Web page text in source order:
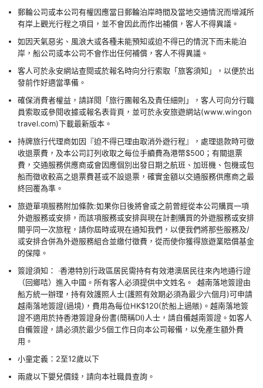
郵輪公司或本公司有權因應當日郵輪泊岸時間及當地交通情況而增減所
有岸上觀光行程之項目，並不會因此而作出補償，客人不得異議。
如因天氣惡劣、風浪大或各種未能預知或迫不得已的情況下而未能泊
岸，船公司或本公司不會作出任何補償，客人不得異議。
客人可於永安網站查閱或於報名時向分行索取「旅客須知」，以便於出
發前作好適當準備。
確保消費者權益，請詳閱「旅行團報名及責任細則」，客人可向分行職
員索取或參閱收據或報名表背頁，並可於永安旅遊網站(www.wingon
travel.com)下載最新版本。
持牌旅行代理商如因『迫不得已理由取消外遊行程』，處理退款時可徵
收退票費，及本公司訂列收取之每位手續費為港幣$500；有關退票
費，交通服務供應商或會因應個別出發日期之航班、加班機、包機或包
船而徵收較高之退票費甚或不設退票，確實金額以交通服務供應商之最
終回覆為準。
旅遊單項服務附加條款:如果你日後將會或之前曾經從本公司購買一項
外遊服務或安排，而該項服務或安排與現在計劃購買的外遊服務或安排
關乎同一次旅程，請你屆時或現在通知我們，以便我們將那些服務及/
或安排合併為外遊服務組合並繳付徵費，從而使你獲得旅遊業賠償基金
的保障。
簽證須知： ‧香港特別行政區居民需持有有效港澳居民往來內地通行證
（回鄉咭）進入中國。所有客人必須提供中文姓名。 ‧越南落地簽證由
船方統一辦理，持有效護照人士(護照有效期必須為最少六個月)可申請
越南落地簽證(過境)，費用為每位HK$120(於船上過賬)。越南落地簽
證不適用於持香港簽證身份書(簡稱DI)人士，請自備越南簽證。如客人
自備簽證，請必須於最少5個工作日向本公司報備，以免產生額外費
用。
小童定義：2至12歲以下
兩歲以下嬰兒價錢，請向本社職員查詢。